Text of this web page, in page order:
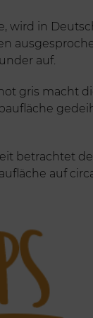
wird in
auf.
gris macht
betrachtet
auf